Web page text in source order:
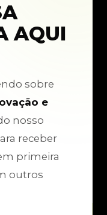
AQUI
sobre
e
nosso
receber
primeira
outros